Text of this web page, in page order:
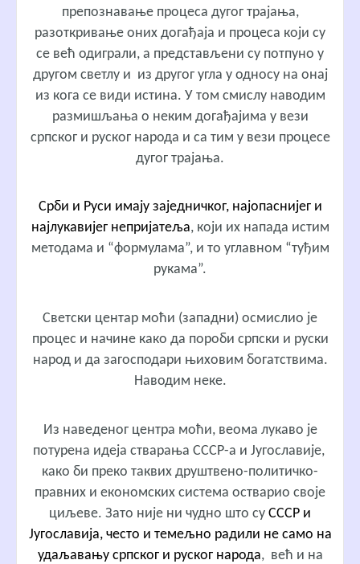
препознавање процеса дугог трајања,
разоткривање оних догађаја и процеса који су
се већ одиграли, а представљени су потпуно у
другом светлу и из другог угла у односу на онај
из кога се види истина. У том смислу наводим
размишљања о неким догађајима у вези
српског и руског народа и са тим у вези процесе
дугог трајања.
Срби и Руси имају заједничког, најопаснијег и
најлукавијег непријатеља, који их напада истим
методама и “формулама”, и то углавном “туђим
рукама”.
Светски центар моћи (западни) осмислио је
процес и начине како да пороби српски и руски
народ и да загосподари њиховим богатствима.
Наводим неке.
Из наведеног центра моћи, веома лукаво је
потурена идеја стварања СССР-а и Југославије,
како би преко таквих друштвено-политичко-
правних и економских система остварио своје
циљеве. Зато није ни чудно што су СССР и
Југославија, често и темељно радили не само на
удаљавању српског и руског народа, већ и на